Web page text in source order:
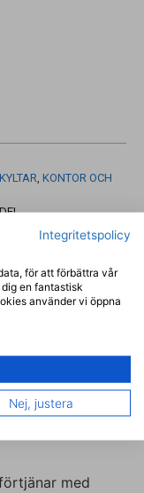
, KONTOR OCH
papper för att
med
Integritetspolicy
för att förbättra vår
en fantastisk
använder vi öppna
Nej, justera